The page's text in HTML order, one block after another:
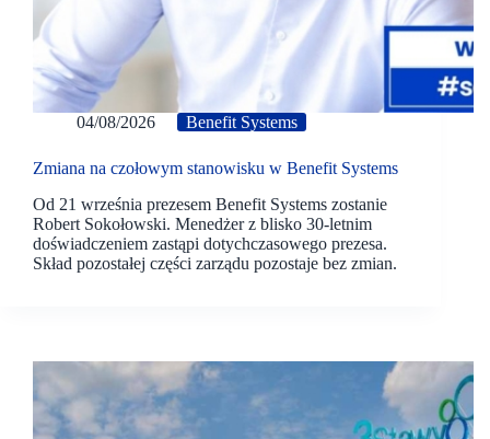
04/08/2026 Benefit Systems
Zmiana na czołowym stanowisku w Benefit Systems
Od 21 września prezesem Benefit Systems zostanie
Robert Sokołowski. Menedżer z blisko 30-letnim
doświadczeniem zastąpi dotychczasowego prezesa.
Skład pozostałej części zarządu pozostaje bez zmian.